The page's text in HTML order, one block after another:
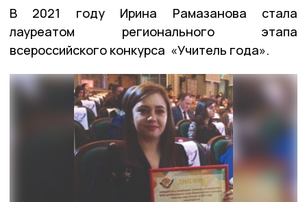
В 2021 году Ирина Рамазанова стала
лауреатом регионального этапа
всероссийского конкурса «Учитель года».